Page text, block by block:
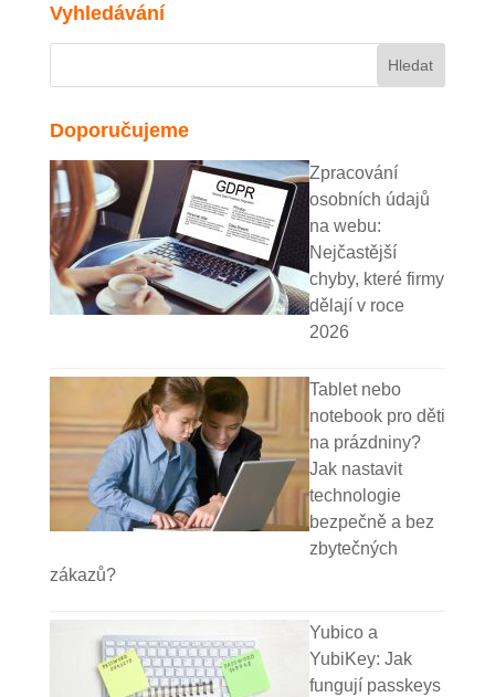
Vyhledávání
Doporučujeme
Zpracování
osobních údajů
na webu:
Nejčastější
chyby, které firmy
dělají v roce
2026
Tablet nebo
notebook pro děti
na prázdniny?
Jak nastavit
technologie
bezpečně a bez
zbytečných
zákazů?
Yubico a
YubiKey: Jak
fungují passkeys